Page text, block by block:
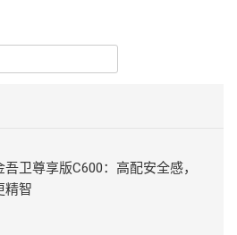
吾卫尊享版C600：高配安全感，
精智